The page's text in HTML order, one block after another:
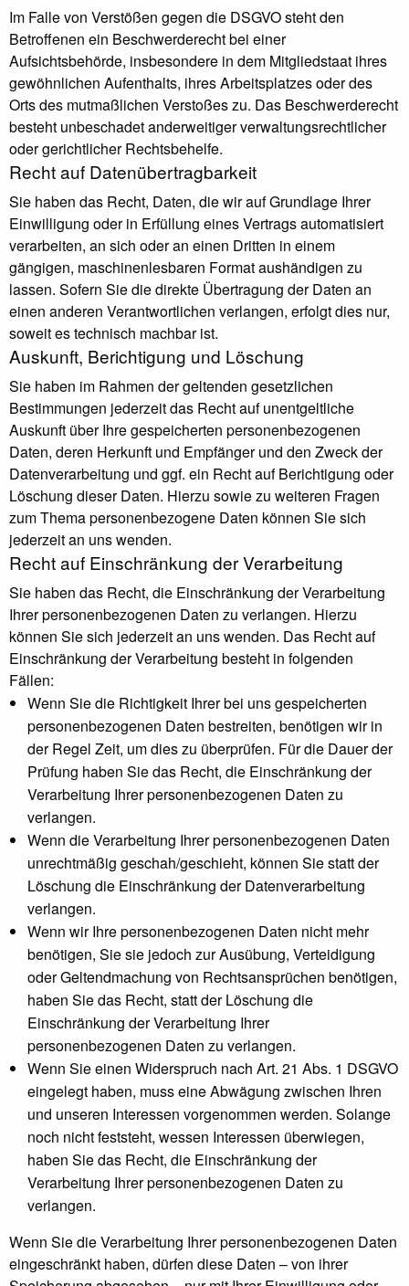
Im Falle von Verstößen gegen die DSGVO steht den
Betroffenen ein Beschwerderecht bei einer
Aufsichtsbehörde, insbesondere in dem Mitgliedstaat ihres
gewöhnlichen Aufenthalts, ihres Arbeitsplatzes oder des
Orts des mutmaßlichen Verstoßes zu. Das Beschwerderecht
besteht unbeschadet anderweitiger verwaltungsrechtlicher
oder gerichtlicher Rechtsbehelfe.
Recht auf Daten­übertrag­barkeit
Sie haben das Recht, Daten, die wir auf Grundlage Ihrer
Einwilligung oder in Erfüllung eines Vertrags automatisiert
verarbeiten, an sich oder an einen Dritten in einem
gängigen, maschinenlesbaren Format aushändigen zu
lassen. Sofern Sie die direkte Übertragung der Daten an
einen anderen Verantwortlichen verlangen, erfolgt dies nur,
soweit es technisch machbar ist.
Auskunft, Berichtigung und Löschung
Sie haben im Rahmen der geltenden gesetzlichen
Bestimmungen jederzeit das Recht auf unentgeltliche
Auskunft über Ihre gespeicherten personenbezogenen
Daten, deren Herkunft und Empfänger und den Zweck der
Datenverarbeitung und ggf. ein Recht auf Berichtigung oder
Löschung dieser Daten. Hierzu sowie zu weiteren Fragen
zum Thema personenbezogene Daten können Sie sich
jederzeit an uns wenden.
Recht auf Einschränkung der Verarbeitung
Sie haben das Recht, die Einschränkung der Verarbeitung
Ihrer personenbezogenen Daten zu verlangen. Hierzu
können Sie sich jederzeit an uns wenden. Das Recht auf
Einschränkung der Verarbeitung besteht in folgenden
Fällen:
Wenn Sie die Richtigkeit Ihrer bei uns gespeicherten
personenbezogenen Daten bestreiten, benötigen wir in
der Regel Zeit, um dies zu überprüfen. Für die Dauer der
Prüfung haben Sie das Recht, die Einschränkung der
Verarbeitung Ihrer personenbezogenen Daten zu
verlangen.
Wenn die Verarbeitung Ihrer personenbezogenen Daten
unrechtmäßig geschah/geschieht, können Sie statt der
Löschung die Einschränkung der Datenverarbeitung
verlangen.
Wenn wir Ihre personenbezogenen Daten nicht mehr
benötigen, Sie sie jedoch zur Ausübung, Verteidigung
oder Geltendmachung von Rechtsansprüchen benötigen,
haben Sie das Recht, statt der Löschung die
Einschränkung der Verarbeitung Ihrer
personenbezogenen Daten zu verlangen.
Wenn Sie einen Widerspruch nach Art. 21 Abs. 1 DSGVO
eingelegt haben, muss eine Abwägung zwischen Ihren
und unseren Interessen vorgenommen werden. Solange
noch nicht feststeht, wessen Interessen überwiegen,
haben Sie das Recht, die Einschränkung der
Verarbeitung Ihrer personenbezogenen Daten zu
verlangen.
Wenn Sie die Verarbeitung Ihrer personenbezogenen Daten
eingeschränkt haben, dürfen diese Daten – von ihrer